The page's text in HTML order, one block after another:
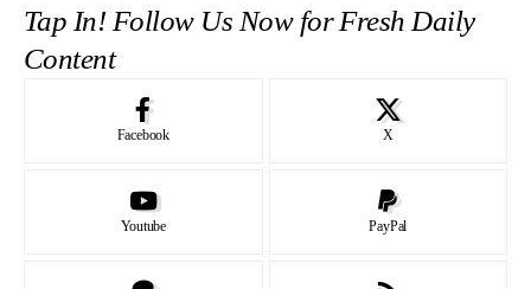
Tap In! Follow Us Now for Fresh Daily
Content
Facebook X
Youtube PayPal